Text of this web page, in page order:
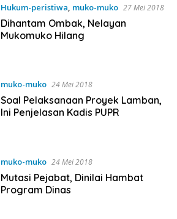
Hukum-peristiwa muko-muko 27 Mei 2018
Dihantam Ombak, Nelayan
Mukomuko Hilang
muko-muko 24 Mei 2018
Soal Pelaksanaan Proyek Lamban,
Ini Penjelasan Kadis PUPR
muko-muko 24 Mei 2018
Mutasi Pejabat, Dinilai Hambat
Program Dinas